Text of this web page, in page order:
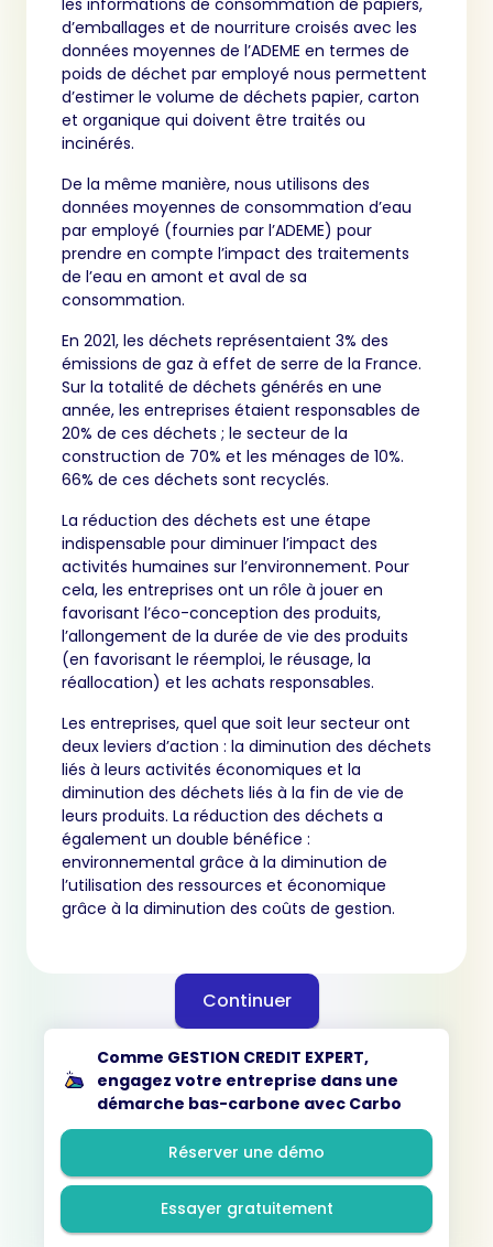
les informations de consommation de papiers,
d’emballages et de nourriture croisés avec les
données moyennes de l’ADEME en termes de
poids de déchet par employé nous permettent
d’estimer le volume de déchets papier, carton
et organique qui doivent être traités ou
incinérés.
De la même manière, nous utilisons des
données moyennes de consommation d’eau
par employé (fournies par l’ADEME) pour
prendre en compte l’impact des traitements
de l’eau en amont et aval de sa
consommation.
En 2021, les déchets représentaient 3% des
émissions de gaz à effet de serre de la France.
Sur la totalité de déchets générés en une
année, les entreprises étaient responsables de
20% de ces déchets ; le secteur de la
construction de 70% et les ménages de 10%.
66% de ces déchets sont recyclés.
La réduction des déchets est une étape
indispensable pour diminuer l’impact des
activités humaines sur l’environnement. Pour
cela, les entreprises ont un rôle à jouer en
favorisant l’éco-conception des produits,
l’allongement de la durée de vie des produits
(en favorisant le réemploi, le réusage, la
réallocation) et les achats responsables.
Les entreprises, quel que soit leur secteur ont
deux leviers d’action : la diminution des déchets
liés à leurs activités économiques et la
diminution des déchets liés à la fin de vie de
leurs produits. La réduction des déchets a
également un double bénéfice :
environnemental grâce à la diminution de
l’utilisation des ressources et économique
grâce à la diminution des coûts de gestion.
Continuer
Comme GESTION CREDIT EXPERT,
engagez votre entreprise dans une
démarche bas-carbone avec Carbo
Réserver une démo
Essayer gratuitement